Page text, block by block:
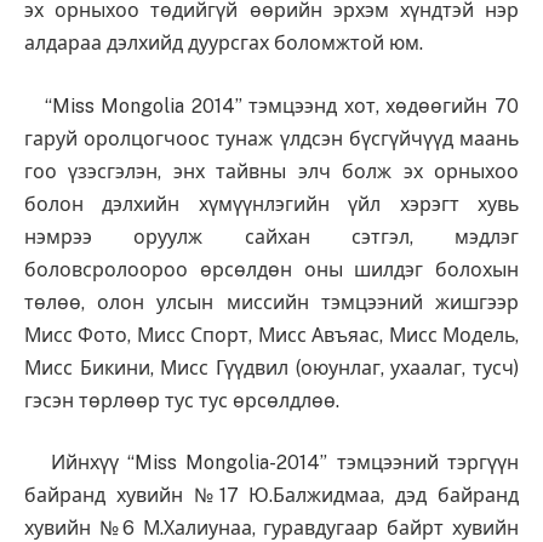
эх орныхоо төдийгүй өөрийн эрхэм хүндтэй нэр
алдараа дэлхийд дуурсгах боломжтой юм.
“Miss Mongolia 2014” тэмцээнд хот, хөдөөгийн 70
гаруй оролцогчоос тунаж үлдсэн бүсгүйчүүд маань
гоо үзэсгэлэн, энх тайвны элч болж эх орныхоо
болон дэлхийн хүмүүнлэгийн үйл хэрэгт хувь
нэмрээ оруулж сайхан сэтгэл, мэдлэг
боловсролоороо өрсөлдөн оны шилдэг болохын
төлөө, олон улсын миссийн тэмцээний жишгээр
Мисс Фото, Мисс Спорт, Мисс Авъяас, Мисс Модель,
Мисс Бикини, Мисс Гүүдвил (оюунлаг, ухаалаг, тусч)
гэсэн төрлөөр тус тус өрсөлдлөө.
Ийнхүү “Miss Mongolia-2014” тэмцээний тэргүүн
байранд хувийн №17 Ю.Балжидмаа, дэд байранд
хувийн №6 М.Халиунаа, гуравдугаар байрт хувийн